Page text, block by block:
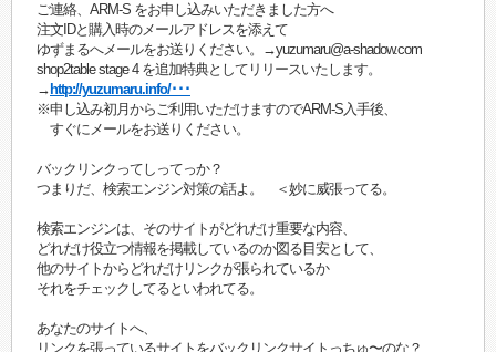
ご連絡、ARM-S をお申し込みいただきました方へ
注文IDと購入時のメールアドレスを添えて
ゆずまるへメールをお送りください。→yuzumaru@a-shadow.com
shop2table stage 4 を追加特典としてリリースいたします。
→ http://yuzumaru.info/･･･
※申し込み初月からご利用いただけますのでARM-S入手後、
すぐにメールをお送りください。
バックリンクってしってっか？
つまりだ、検索エンジン対策の話よ。 ＜妙に威張ってる。
検索エンジンは、そのサイトがどれだけ重要な内容、
どれだけ役立つ情報を掲載しているのか図る目安として、
他のサイトからどれだけリンクが張られているか
それをチェックしてるといわれてる。
あなたのサイトへ、
リンクを張っているサイトをバックリンクサイトっちゅ〜のな？